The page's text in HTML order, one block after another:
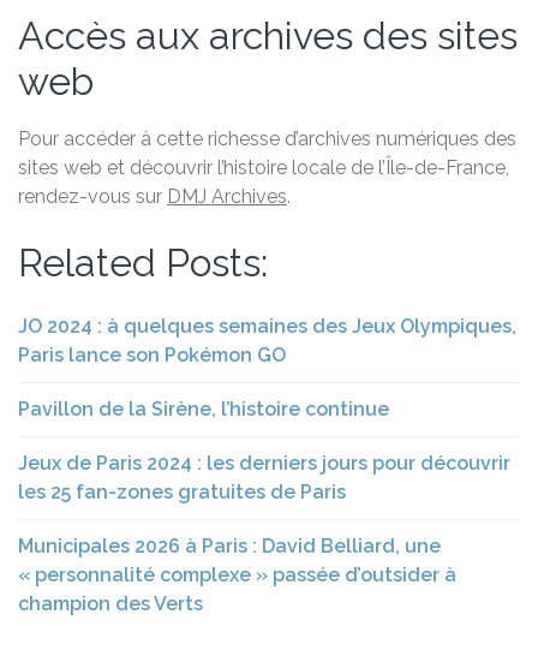
Accès aux archives des sites
web
Pour accéder à cette richesse d’archives numériques des
sites web et découvrir l’histoire locale de l’Île-de-France,
rendez-vous sur DMJ Archives.
Related Posts:
JO 2024 : à quelques semaines des Jeux Olympiques,
Paris lance son Pokémon GO
Pavillon de la Sirène, l’histoire continue
Jeux de Paris 2024 : les derniers jours pour découvrir
les 25 fan-zones gratuites de Paris
Municipales 2026 à Paris : David Belliard, une
« personnalité complexe » passée d’outsider à
champion des Verts